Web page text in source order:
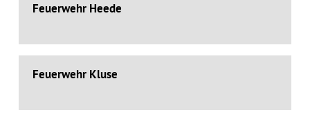
Feuerwehr Heede
Feuerwehr Kluse